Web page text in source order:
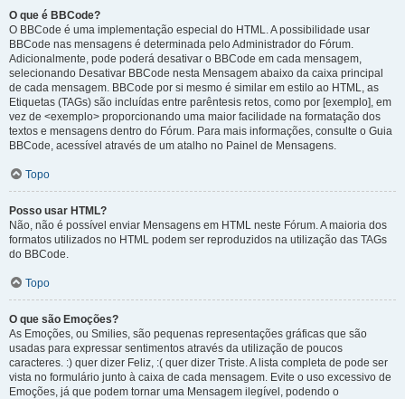
O que é BBCode?
O BBCode é uma implementação especial do HTML. A possibilidade usar
BBCode nas mensagens é determinada pelo Administrador do Fórum.
Adicionalmente, pode poderá desativar o BBCode em cada mensagem,
selecionando Desativar BBCode nesta Mensagem abaixo da caixa principal
de cada mensagem. BBCode por si mesmo é similar em estilo ao HTML, as
Etiquetas (TAGs) são incluídas entre parêntesis retos, como por [exemplo], em
vez de <exemplo> proporcionando uma maior facilidade na formatação dos
textos e mensagens dentro do Fórum. Para mais informações, consulte o Guia
BBCode, acessível através de um atalho no Painel de Mensagens.
Topo
Posso usar HTML?
Não, não é possível enviar Mensagens em HTML neste Fórum. A maioria dos
formatos utilizados no HTML podem ser reproduzidos na utilização das TAGs
do BBCode.
Topo
O que são Emoções?
As Emoções, ou Smilies, são pequenas representações gráficas que são
usadas para expressar sentimentos através da utilização de poucos
caracteres. :) quer dizer Feliz, :( quer dizer Triste. A lista completa de pode ser
vista no formulário junto à caixa de cada mensagem. Evite o uso excessivo de
Emoções, já que podem tornar uma Mensagem ilegível, podendo o